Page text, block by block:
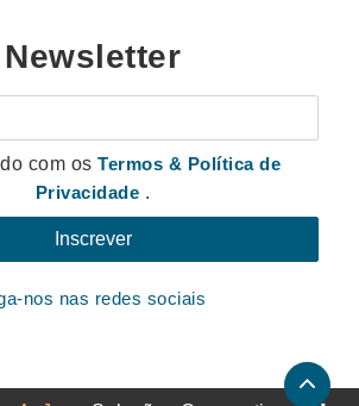
Newsletter
com osTermos & Política de
Privacidade .
nos nas redes sociais